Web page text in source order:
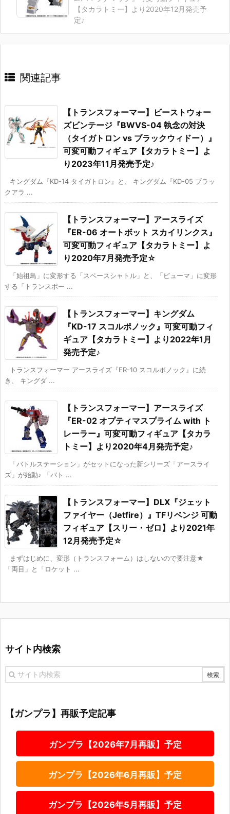
【タカラトミー】より2020年12月発売予
定♪
関連記事
【トランスフォーマー】ビーストウォー
ズビンテージ『BWVS-04 執念の対決
（タイガトロン vs ブラックウィドー）』
可変可動フィギュア【タカラトミー】よ
り2023年11月発売予定♪
キングダム『KD-14 タイガトロン』と、 キングダム『KD-05 ブラッ
クアラ ...
【トランスフォーマー】アースライズ
『ER-06 オートボット スカイリンクス』
可変可動フィギュア【タカラトミー】よ
り2020年7月発売予定☆
「始祖鳥」に変形する「スペースシャトル」と、「ピューマ」に変形
する「トランスポー ...
【トランスフォーマー】キングダム
『KD-17 スコルポノック』可変可動フィ
ギュア【タカラトミー】より2022年1月
発売予定♪
トランスフォーマー アースライズ『ER-10 スコルポノック』に続
き、 キングダ ...
【トランスフォーマー】アースライズ
『ER-02 オプティマスプライム with ト
レーラー』可変可動フィギュア【タカラ
トミー】より2020年4月発売予定♪
「バトルステーション」がセットになった新シリーズ「アースライ
ズ」が始動♪ 「バト ...
【トランスフォーマー】DLX『ジェット
ファイヤー（Jetfire）』TFリベンジ 可動
フィギュア【スリー・ゼロ】より2021年
12月発売予定☆
まずはじめに、変形（トランスフォーム）はしないので要注意★
「両目」と「ロケット ...
サイト内検索
【ガンプラ】再販予定記事
ガンプラ【2026年7月再販】予定
ガンプラ【2026年6月再販】予定
ガンプラ【2026年5月再販】予定